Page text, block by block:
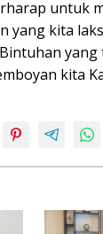
untuk
yang kita
kita